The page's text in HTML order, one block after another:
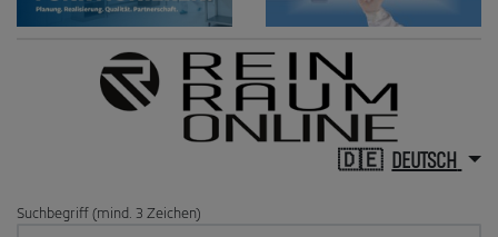
DEUTSCH
Suchbegriff (mind. 3 Zeichen)